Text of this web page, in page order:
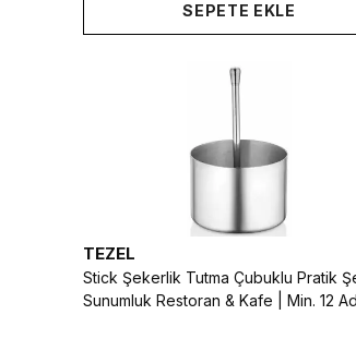
SEPETE EKLE
TEZEL
Stick Şekerlik Tutma Çubuklu Pratik
Sunumluk Restoran & Kafe | Min. 12